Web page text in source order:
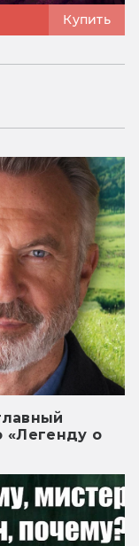
Купить
«Легенду о